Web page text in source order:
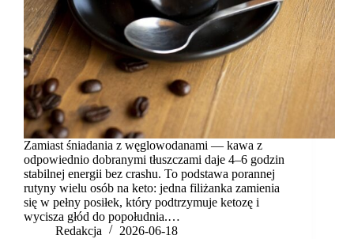
Zamiast śniadania z węglowodanami — kawa z
odpowiednio dobranymi tłuszczami daje 4–6 godzin
stabilnej energii bez crashu. To podstawa porannej
rutyny wielu osób na keto: jedna filiżanka zamienia
się w pełny posiłek, który podtrzymuje ketozę i
wycisza głód do popołudnia.…
Redakcja
2026-06-18